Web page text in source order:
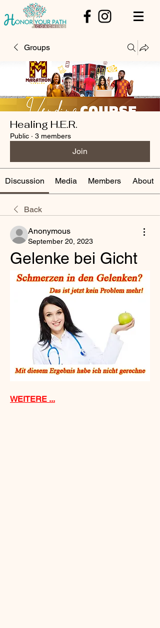
Groups
Healing H.E.R.
Public · 3 members
Join
Discussion Media Members About
Back
Anonymous
September 20, 2023
Gelenke bei Gicht
WEITERE ...